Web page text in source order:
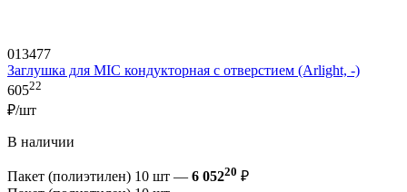
013477
Заглушка для MIC кондукторная с отверстием (Arlight, -)
60522
₽/шт
В наличии
Пакет (полиэтилен) 10 шт — 6 05220 ₽